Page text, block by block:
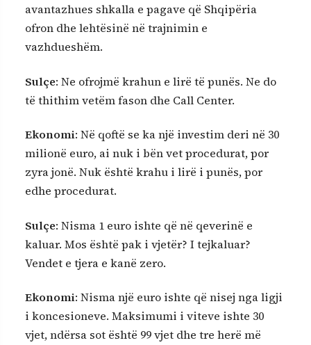
avantazhues shkalla e pagave që Shqipëria
ofron dhe lehtësinë në trajnimin e
vazhdueshëm.
Sulçe: Ne ofrojmë krahun e lirë të punës. Ne do
të thithim vetëm fason dhe Call Center.
Ekonomi: Në qoftë se ka një investim deri në 30
milionë euro, ai nuk i bën vet procedurat, por
zyra jonë. Nuk është krahu i lirë i punës, por
edhe procedurat.
Sulçe: Nisma 1 euro ishte që në qeverinë e
kaluar. Mos është pak i vjetër? I tejkaluar?
Vendet e tjera e kanë zero.
Ekonomi: Nisma një euro ishte që nisej nga ligji
i koncesioneve. Maksimumi i viteve ishte 30
vjet, ndërsa sot është 99 vjet dhe tre herë më